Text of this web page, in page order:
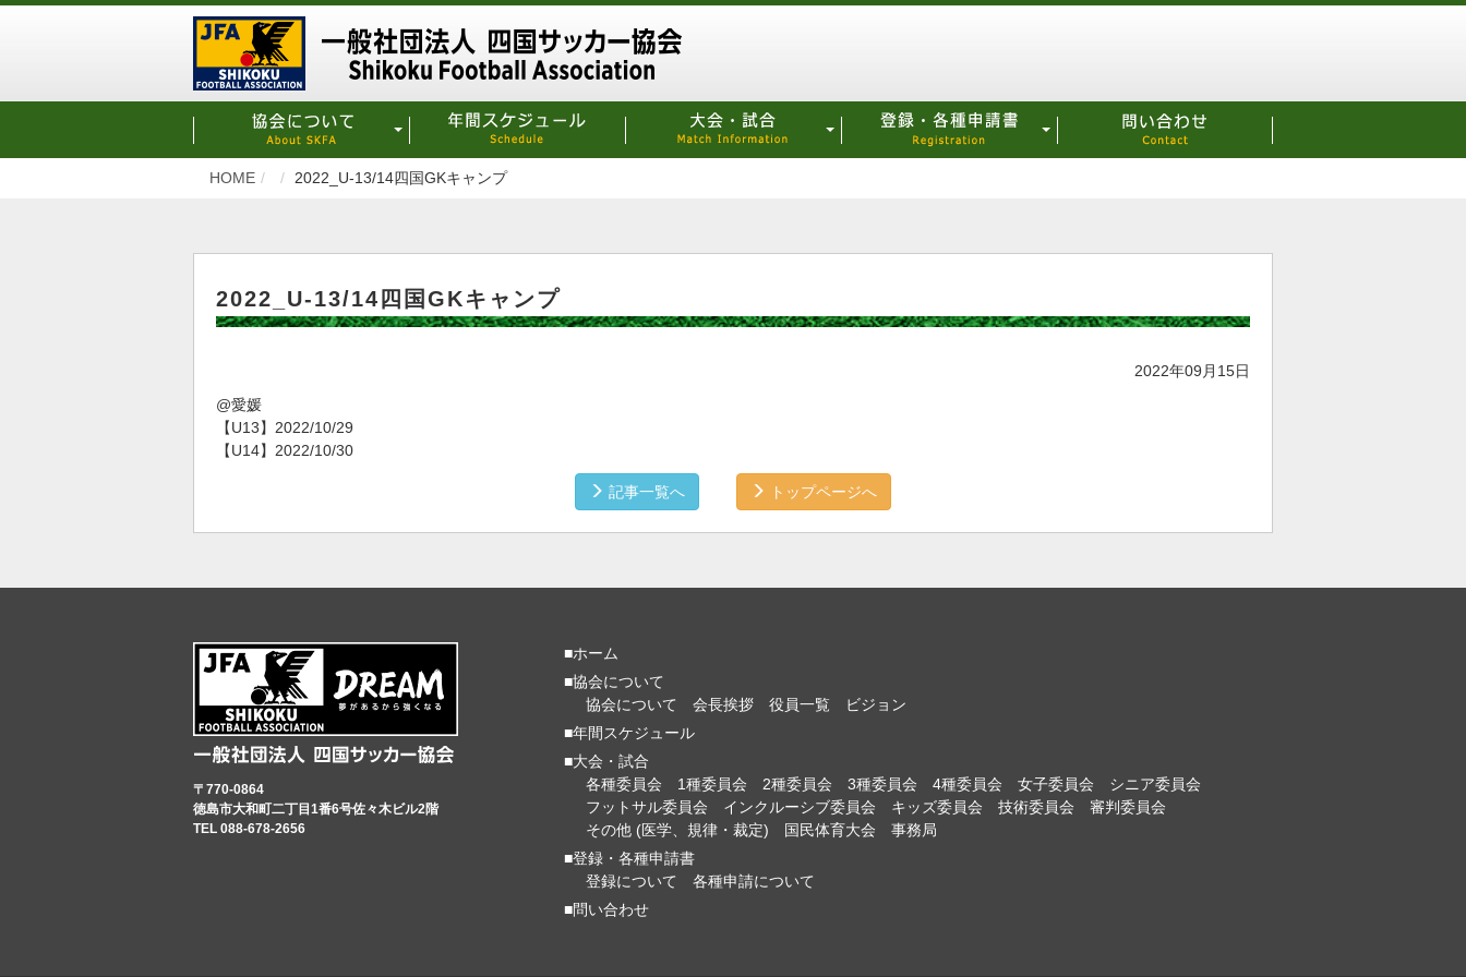
HOME 2022_U-13/14四国GKキャンプ
2022_U-13/14四国GKキャンプ
2022年09月15日
@愛媛
【U13】2022/10/29
【U14】2022/10/30
記事一覧へ トップページへ
■ホーム
■協会について
協会について
会長挨拶 役員一覧
ビジョン
■年間スケジュール
■大会・試合
各種委員会
1種委員会 2種委員会 3種委員会 4種委員会 女子委員会
シニア委員会
フットサル委員会
インクルーシブ委員会 キッズ委員会 技術委員会
審判委員会
その他 (医学、規律・裁定)
国民体育大会
事務局
■登録・各種申請書
登録について
各種申請について
■問い合わせ
〒770-0864
徳島市大和町二丁目1番6号佐々木ビル2階
TEL 088-678-2656